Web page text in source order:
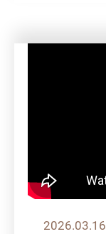
2026.03.16